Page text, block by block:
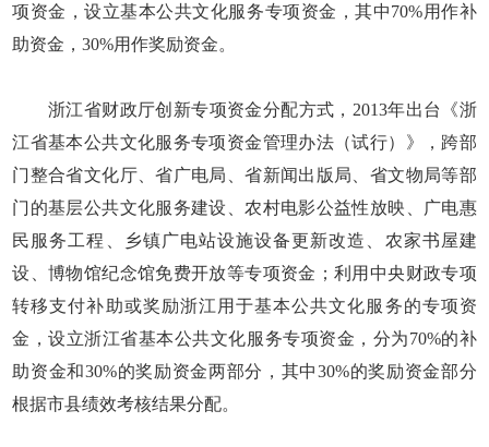
项资金，设立基本公共文化服务专项资金，其中70%用作补
助资金，30%用作奖励资金。
浙江省财政厅创新专项资金分配方式，2013年出台《浙
江省基本公共文化服务专项资金管理办法（试行）》，跨部
门整合省文化厅、省广电局、省新闻出版局、省文物局等部
门的基层公共文化服务建设、农村电影公益性放映、广电惠
民服务工程、乡镇广电站设施设备更新改造、农家书屋建
设、博物馆纪念馆免费开放等专项资金；利用中央财政专项
转移支付补助或奖励浙江用于基本公共文化服务的专项资
金，设立浙江省基本公共文化服务专项资金，分为70%的补
助资金和30%的奖励资金两部分，其中30%的奖励资金部分
根据市县绩效考核结果分配。